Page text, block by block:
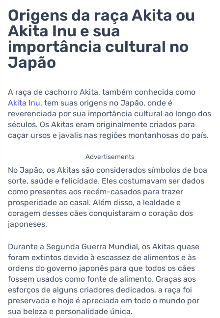
Origens da raça Akita ou
Akita Inu e sua
importância cultural no
Japão
A raça de cachorro Akita, também conhecida como
Akita Inu, tem suas origens no Japão, onde é
reverenciada por sua importância cultural ao longo dos
séculos. Os Akitas eram originalmente criados para
caçar ursos e javalis nas regiões montanhosas do país.
Advertisements
No Japão, os Akitas são considerados símbolos de boa
sorte, saúde e felicidade. Eles costumavam ser dados
como presentes aos recém-casados para trazer
prosperidade ao casal. Além disso, a lealdade e
coragem desses cães conquistaram o coração dos
japoneses.
Durante a Segunda Guerra Mundial, os Akitas quase
foram extintos devido à escassez de alimentos e às
ordens do governo japonês para que todos os cães
fossem usados como fonte de alimento. Graças aos
esforços de alguns criadores dedicados, a raça foi
preservada e hoje é apreciada em todo o mundo por
sua beleza e personalidade única.